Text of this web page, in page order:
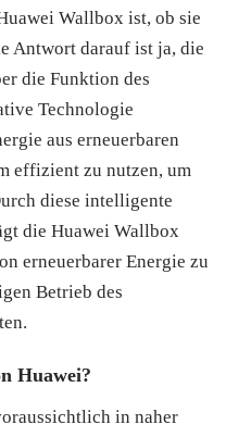
Wallbox ist, ob sie
Antwort darauf ist ja, die
die Funktion des
Technologie
aus erneuerbaren
effizient zu nutzen, um
diese intelligente
die Huawei Wallbox
erneuerbarer Energie zu
Betrieb des
Huawei?
in naher